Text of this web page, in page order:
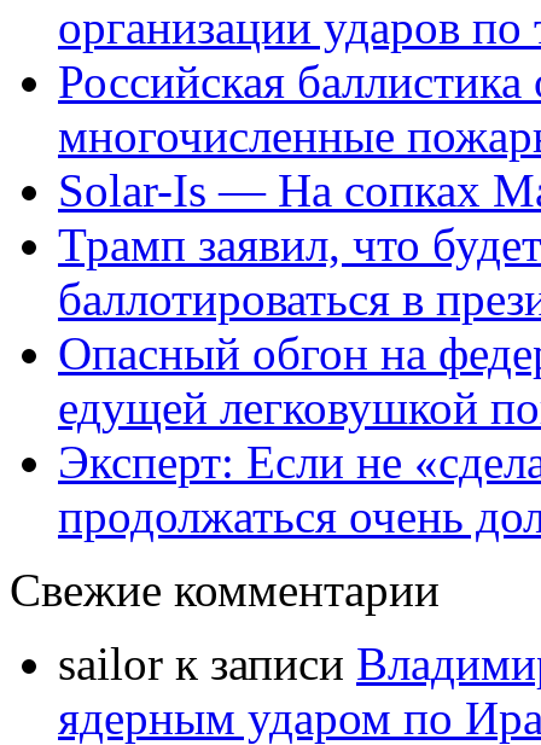
организации ударов
Российская
многочисленные
Solar-Is — На сопках
Трамп заявил, что
баллотироваться в
Опасный обгон на
едущей легковушкой
Эксперт: Если не
продолжаться очень
Свежие комментарии
sailor к записи
ядерным ударом по